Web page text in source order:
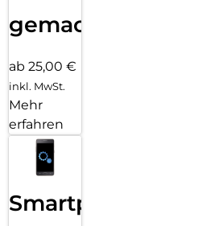
gemacht!
ab 25,00 €
inkl. MwSt.
Mehr
erfahren
Smartphone